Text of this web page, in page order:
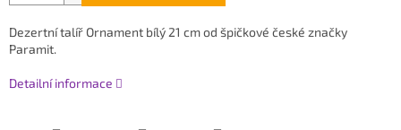
Dezertní talíř Ornament bílý 21 cm od špičkové české značky
Paramit.
Detailní informace